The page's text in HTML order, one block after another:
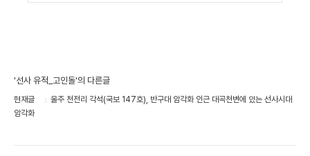
'선사 유적_고인돌'의 다른글
현재글
울주 천전리 각석(국보 147호), 반구대 암각화 인근 대곡천변에 있는 선사시대
암각화